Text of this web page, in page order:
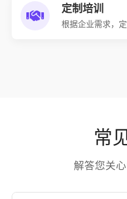
定制培训
根据企业需求，
常
解答您关